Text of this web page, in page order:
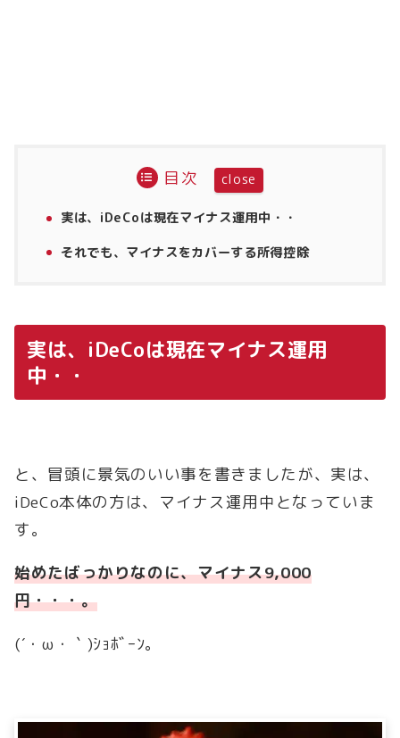
目次
実は、iDeCoは現在マイナス運用中・・
それでも、マイナスをカバーする所得控除
実は、iDeCoは現在マイナス運用
中・・
と、冒頭に景気のいい事を書きましたが、実は、
iDeCo本体の方は、マイナス運用中となっていま
す。
始めたばっかりなのに、マイナス9,000
円・・・。
(´・ω・｀)ｼｮﾎﾞｰﾝ。